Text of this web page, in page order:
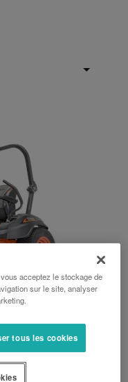
acceptez le stockage de
sur le site, analyser
tous les cookies